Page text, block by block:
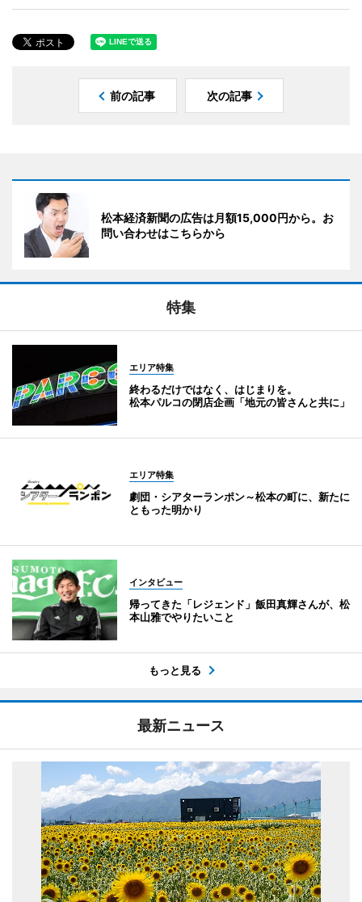
前の記事 次の記事
松本経済新聞の広告は月額15,000円から。お
問い合わせはこちらから
特集
エリア特集
終わるだけではなく、はじまりを。
松本パルコの閉店企画「地元の皆さんと共に」
エリア特集
劇団・シアターランポン～松本の町に、新たに
ともった明かり
インタビュー
帰ってきた「レジェンド」飯田真輝さんが、松
本山雅でやりたいこと
もっと見る
最新ニュース